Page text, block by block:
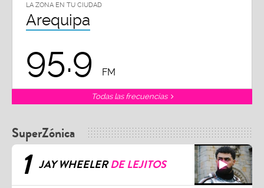
LA ZONA EN TU CIUDAD
Arequipa
95.9 FM
Todas las frecuencias
SuperZónica
1 JAY WHEELERDE LEJITOS